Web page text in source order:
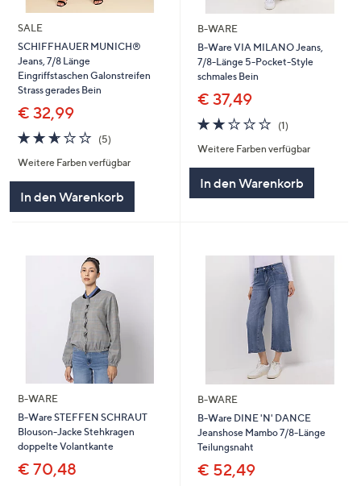
SALE
SCHIFFHAUER MUNICH®
Jeans, 7/8 Länge
Eingriffstaschen Galonstreifen
Strass gerades Bein
€ 32,99
2.6
von
5
(5)
Weitere Farben verfügbar
In den Warenkorb
B-WARE
B-Ware VIA MILANO Jeans,
7/8-Länge 5-Pocket-Style
schmales Bein
€ 37,49
2.0
von
5
(1)
Weitere Farben verfügbar
In den Warenkorb
B-WARE
B-Ware STEFFEN SCHRAUT
Blouson-Jacke Stehkragen
doppelte Volantkante
€ 70,48
B-WARE
B-Ware DINE 'N' DANCE
Jeanshose Mambo 7/8-Länge
Teilungsnaht
€ 52,49